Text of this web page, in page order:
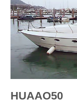
HUAAO50